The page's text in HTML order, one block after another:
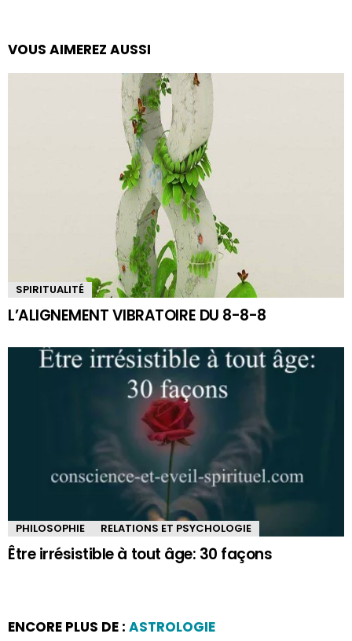
VOUS AIMEREZ AUSSI
SPIRITUALITÉ
L’ALIGNEMENT VIBRATOIRE DU 8-8-8
PHILOSOPHIE RELATIONS ET PSYCHOLOGIE
Être irrésistible à tout âge: 30 façons
ENCORE PLUS DE : ASTROLOGIE